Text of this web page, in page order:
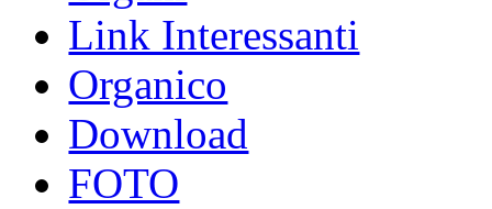
Link Interessanti
Organico
Download
FOTO